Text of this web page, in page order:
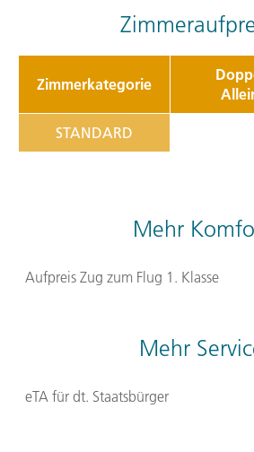
Zimmerkategorie
STANDARD
Mehr
Aufpreis Zug zum Flug 1. Klasse
Mehr
eTA für dt. Staatsbürger